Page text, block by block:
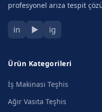
profesyonel arıza tespit
in ▶ ig
Ürün Kategorileri
İş Makinası Teşhis
Ağır Vasıta Teşhis